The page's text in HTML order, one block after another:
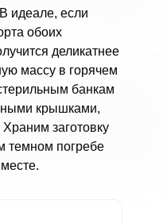
идеале, если
обоих
деликатнее
массу в горячем
банкам
крышками,
заготовку
темном погребе